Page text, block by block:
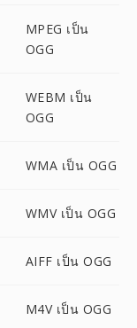
MPEG เป็น
OGG
WEBM เป็น
OGG
WMA เป็น OGG
WMV เป็น OGG
AIFF เป็น OGG
M4V เป็น OGG